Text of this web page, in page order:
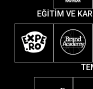
EĞİTİM VE